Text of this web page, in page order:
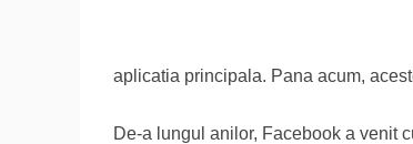
aplicatia principala. Pana acum,
De-a lungul anilor, Facebook a venit